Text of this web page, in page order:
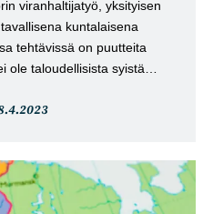
viranhaltijatyö, yksityisen
kuntalaisena
tehtävissä on puutteita
ole taloudellisista syistä…